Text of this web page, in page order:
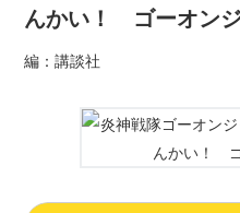
んかい！ ゴーオン
編：講談社